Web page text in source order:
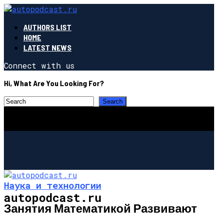
AUTHORS LIST
HOME
LATEST NEWS
Connect with us
Hi, What Are You Looking For?
autopodcast.ru
Наука и технологии
Занятия Математикой Развивают